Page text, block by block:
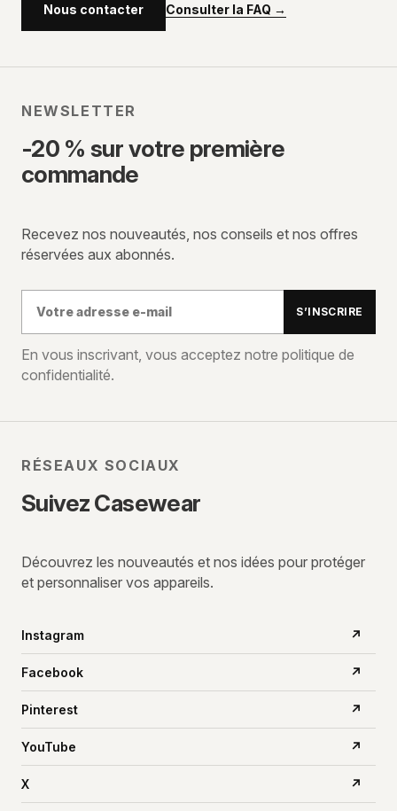
Nous contacter Consulter la FAQ →
NEWSLETTER
-20 % sur votre première
commande
Recevez nos nouveautés, nos conseils et nos offres
réservées aux abonnés.
e-
mail
S’INSCRIRE
En vous inscrivant, vous acceptez notre politique de
confidentialité.
RÉSEAUX SOCIAUX
Suivez Casewear
Découvrez les nouveautés et nos idées pour protéger
et personnaliser vos appareils.
Instagram ↗
Facebook ↗
Pinterest ↗
YouTube ↗
X ↗